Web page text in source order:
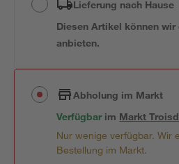
Lieferung nach Hause
Diesen Artikel können
anbieten.
Abholung im Markt
Verfügbar im Markt
Nur wenige verfügbar. Wir
Bestellung im Markt.